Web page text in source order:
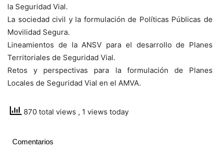
la Seguridad Vial.
La sociedad civil y la formulación de Políticas Públicas de
Movilidad Segura.
Lineamientos de la ANSV para el desarrollo de Planes
Territoriales de Seguridad Vial.
Retos y perspectivas para la formulación de Planes
Locales de Seguridad Vial en el AMVA.
870 total views , 1 views today
Comentarios